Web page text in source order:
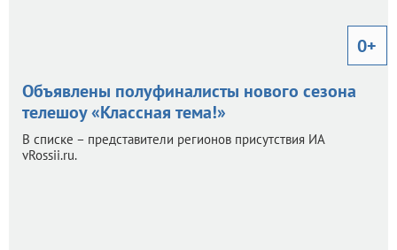
0+
Объявлены полуфиналисты нового сезона
телешоу «Классная тема!»
В списке – представители регионов присутствия ИА
vRossii.ru.